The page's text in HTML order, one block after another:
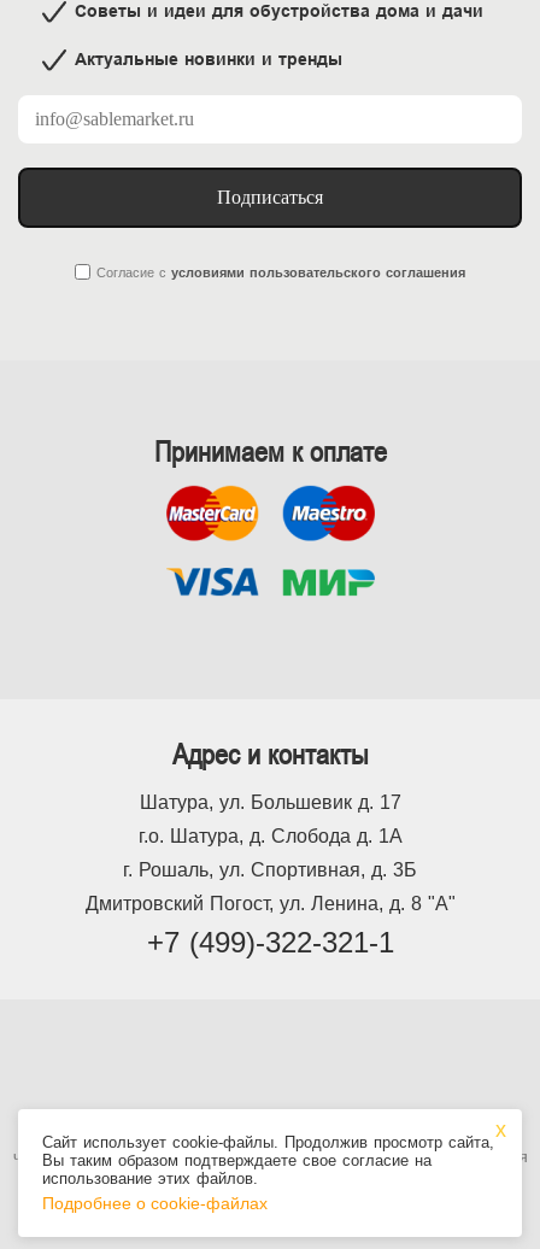
Советы и идеи для обустройства дома и дачи
Актуальные новинки и тренды
Подписаться
Согласие с условиями пользовательского соглашения
Принимаем к оплате
Адрес и контакты
Шатура, ул. Большевик д. 17
г.о. Шатура, д. Слобода д. 1А
г. Рошаль, ул. Спортивная, д. 3Б
Дмитровский Погост, ул. Ленина, д. 8 "А"
+7 (499)-322-321-1
Используя сайт, вы принимаетеПользовательское соглашение, в том
числе условия использования cookie. Информация на сайте не является
публичной офертой.
Сайт использует cookie-файлы. Продолжив просмотр сайта,
Вы таким образом подтверждаете свое согласие на
использование этих файлов.
Подробнее о cookie-файлах